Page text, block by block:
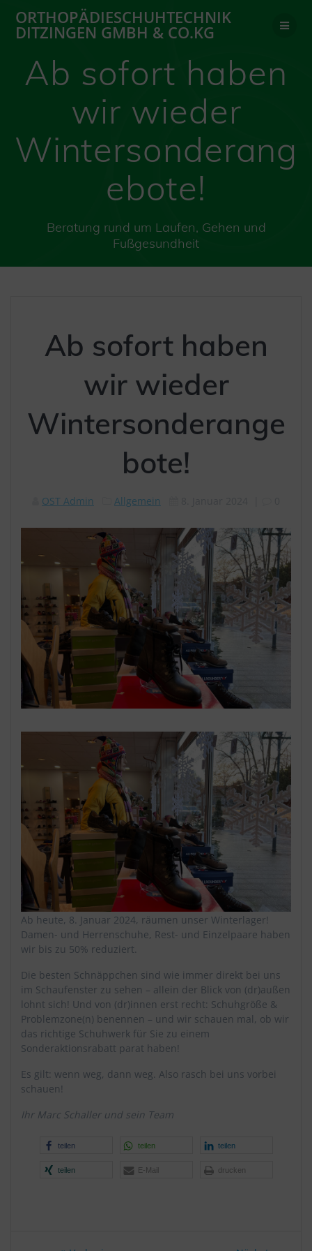
Inhalt
springen
ORTHOPÄDIESCHUHTECHNIK
DITZINGEN GMBH & CO.KG
Ab sofort haben
wir wieder
Wintersonderang
ebote!
Beratung rund um Laufen, Gehen und
Fußgesundheit
Ab sofort haben
wir wieder
Wintersonderange
bote!
OST Admin Allgemein
Ab heute, 8. Januar 2024, räumen unser Winterlager!
Damen- und Herrenschuhe, Rest- und Einzelpaare haben
wir bis zu 50% reduziert.
Die besten Schnäppchen sind wie immer direkt bei uns
im Schaufenster zu sehen – allein der Blick von (dr)außen
lohnt sich! Und von (dr)innen erst recht: Schuhgröße &
Problemzone(n) benennen – und wir schauen mal, ob wir
das richtige Schuhwerk für Sie zu einem
Sonderaktionsrabatt parat haben!
Es gilt: wenn weg, dann weg. Also rasch bei uns vorbei
schauen!
Ihr Marc Schaller und sein Team
teilen teilen teilen
teilen E-Mail drucken
Beitragsnavigation